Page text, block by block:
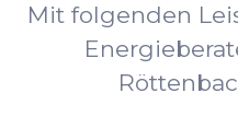
Mit folgenden